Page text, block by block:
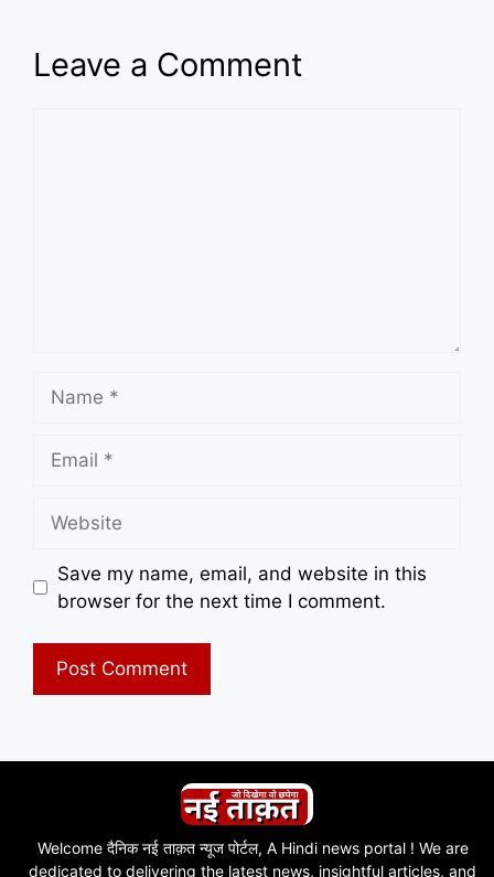
Leave a Comment
Save my name, email, and website in this
browser for the next time I comment.
Welcome दैनिक नई ताक़त न्यूज पोर्टल, A Hindi news portal ! We are
dedicated to delivering the latest news, insightful articles, and